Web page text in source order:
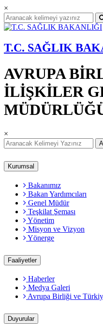
×
T.C. SAĞLIK
AVRUPA
İLİŞKİLER
×
Kurumsal
Bakanımız
Bakan Yardımcıları
Genel Müdür
Teşkilat Şeması
Yönetim
Misyon ve Vizyon
Yönerge
Faaliyetler
Haberler
Medya Galeri
Avrupa Birliği ve
Duyurular